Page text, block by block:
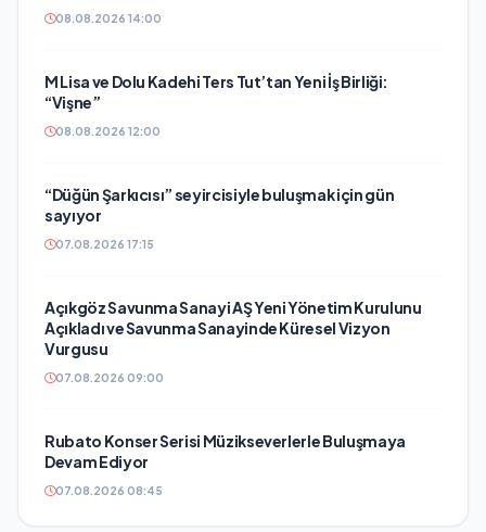
08.08.2026 14:00
M Lisa ve Dolu Kadehi Ters Tut’tan Yeni İş Birliği:
“Vişne”
08.08.2026 12:00
“Düğün Şarkıcısı” seyircisiyle buluşmak için gün
sayıyor
07.08.2026 17:15
Açıkgöz Savunma Sanayi AŞ Yeni Yönetim Kurulunu
Açıkladı ve Savunma Sanayinde Küresel Vizyon
Vurgusu
07.08.2026 09:00
Rubato Konser Serisi Müzikseverlerle Buluşmaya
Devam Ediyor
07.08.2026 08:45